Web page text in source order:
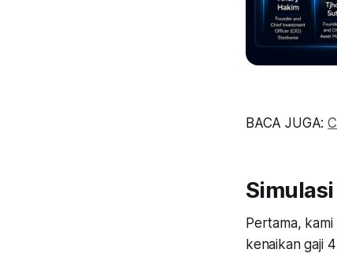
BACA JUGA:
Pertama,
kenaikan gaji